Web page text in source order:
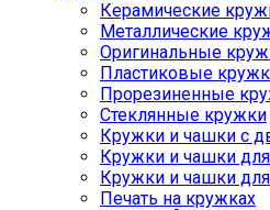
Керамические
Металлические
Оригинальные
Пластиковые
Прорезиненные
Стеклянные кружки
Кружки и чашки с
Кружки и чашки
Кружки и чашки
Печать на кружках